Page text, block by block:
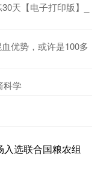
天【电子打印版】_
优势，或许是100多
科学
选联合国粮农组